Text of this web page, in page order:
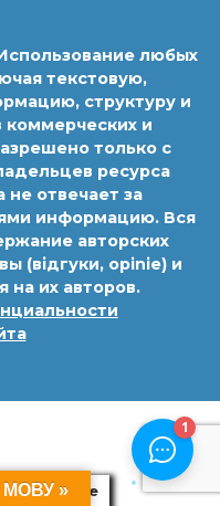
любых
текстовую,
структуру и
и
только с
ресурса
отвечает за
информацию. Вся
авторских
(відгуки, opinie) и
на их авторов.
Cookie
»